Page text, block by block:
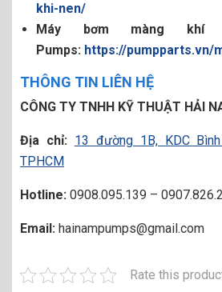
khi-nen/
Máy bơm màng khí
Pumps: https://pumpparts.vn/
THÔNG TIN LIÊN HỆ
CÔNG TY TNHH KỸ THUẬT HẢI
Địa chỉ: 13 đường 1B, KDC
TPHCM
Hotline: 0908.095.139 –
Email: hainampumps@gmail.com
Rate this